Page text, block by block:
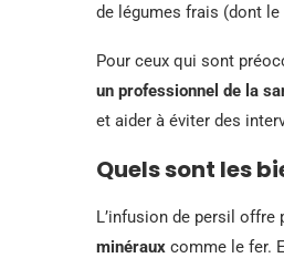
de légumes frais (dont
Pour ceux qui sont
un professionnel de la
et aider à éviter des
Quels sont les
L’infusion de persil offre
minéraux comme le fer.